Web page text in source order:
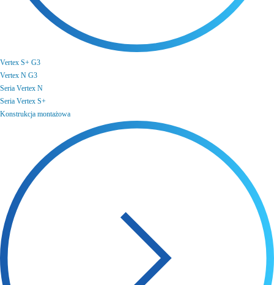
Vertex S+ G3
Vertex N G3
Seria Vertex N
Seria Vertex S+
Konstrukcja montażowa